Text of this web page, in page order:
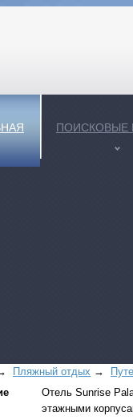
ПОИСКОВЫЕ
Пляжный отдых →
Отель Sunrise
этажными